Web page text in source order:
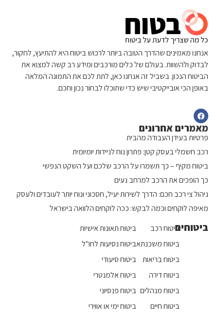
אנחנו מאמינים שהדרך הטובה ביותר לרכוש ביטוח היא להתיעץ, לחקור,
לבדוק ולהשוות. בעולם של כלים מורכבים ומידע רב קשה למצוא את
הביטוח הנכון. בשביל זה אנחנו כאן, לתת לכם את התמונה המלאה
באופן הכי אובייקטיבי שיש כדי שתוכלו לבחור נכון וחכם.
ביטוחיםביטוח רכב
ביטוח משכנתא
ביטוח בריאות
ביטוח דירה
ביטוח מנהלים
ביטוח חיים
ביטוח תאונות אישיות
ביטוח נסיעות לחו"ל
ביטוח סיעודי
ביטוח אלמנטרי
ביטוח פנסיוני
ביטוח ימי או אווירי
מאמרים אחרונים
פרטיות בעידן העבודה מהבית
רכב חשמלי בעסק קטן: פתרון נוח לניידות יומיומית
ביטוח מקיף – כך תשמרו על הרכב שלכם ועל השקט הנפשי
כך הופכים את הרכב למרחב נעים
ניהול צי רכב חכם: הדרך לשירות יעיל, חסכוני ונוח יותר לעובדים ולעסק
מאיפה לוקחים וכמה לבקש: ככה לוקחים הלוואה בישראל